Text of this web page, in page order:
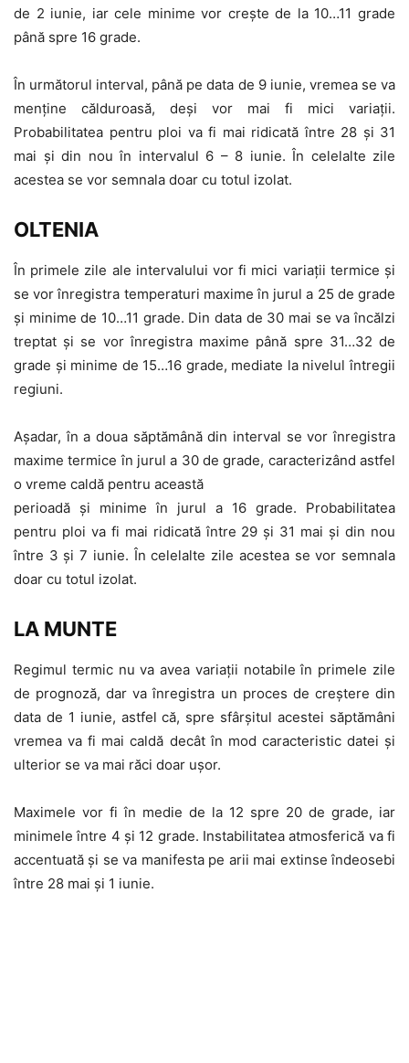
de 2 iunie, iar cele minime vor crește de la 10…11 grade
până spre 16 grade.
În următorul interval, până pe data de 9 iunie, vremea se va
menține călduroasă, deși vor mai fi mici variații.
Probabilitatea pentru ploi va fi mai ridicată între 28 și 31
mai și din nou în intervalul 6 – 8 iunie. În celelalte zile
acestea se vor semnala doar cu totul izolat.
OLTENIA
În primele zile ale intervalului vor fi mici variații termice și
se vor înregistra temperaturi maxime în jurul a 25 de grade
și minime de 10…11 grade. Din data de 30 mai se va încălzi
treptat și se vor înregistra maxime până spre 31…32 de
grade și minime de 15…16 grade, mediate la nivelul întregii
regiuni.
Așadar, în a doua săptămână din interval se vor înregistra
maxime termice în jurul a 30 de grade, caracterizând astfel
o vreme caldă pentru această
perioadă și minime în jurul a 16 grade. Probabilitatea
pentru ploi va fi mai ridicată între 29 și 31 mai și din nou
între 3 și 7 iunie. În celelalte zile acestea se vor semnala
doar cu totul izolat.
LA MUNTE
Regimul termic nu va avea variații notabile în primele zile
de prognoză, dar va înregistra un proces de creștere din
data de 1 iunie, astfel că, spre sfârșitul acestei săptămâni
vremea va fi mai caldă decât în mod caracteristic datei și
ulterior se va mai răci doar ușor.
Maximele vor fi în medie de la 12 spre 20 de grade, iar
minimele între 4 și 12 grade. Instabilitatea atmosferică va fi
accentuată și se va manifesta pe arii mai extinse îndeosebi
între 28 mai și 1 iunie.